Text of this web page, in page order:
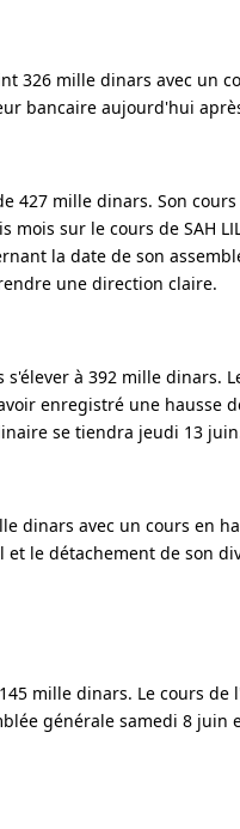
326 mille dinars avec un
bancaire aujourd'hui
427 mille dinars. Son
sur le cours de SAH
la date de son
une direction claire.
s'élever à 392 mille dinars.
enregistré une hausse
se tiendra jeudi 13
dinars avec un cours en
et le détachement de son
mille dinars. Le cours de
générale samedi 8